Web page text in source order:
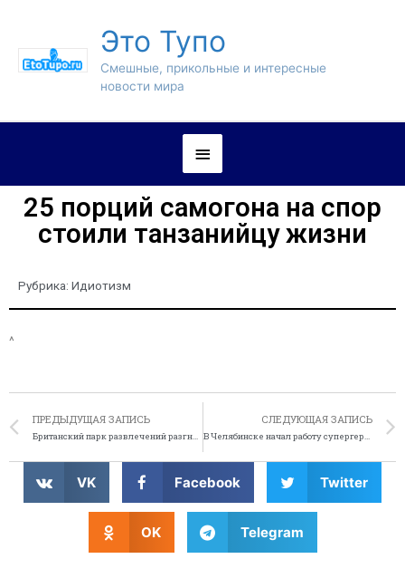
Это Тупо
Смешные, прикольные и интересные
новости мира
25 порций самогона на спор
стоили танзанийцу жизни
Рубрика: Идиотизм
^
ПРЕДЫДУЩАЯ ЗАПИСЬ
Британский парк развлечений разгневал призраков
СЛЕДУЮЩАЯ ЗАПИСЬ
В Челябинске начал работу супергерой Мститель
VK Facebook Twitter
OK Telegram